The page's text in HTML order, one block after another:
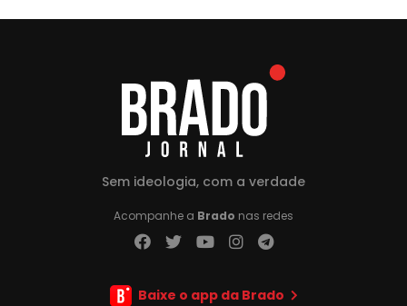
Sem ideologia, com a verdade
Acompanhe a Brado nas redes
Baixe o app da Brado